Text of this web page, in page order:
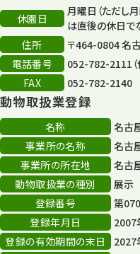
休園日
月曜日（ただし
は直後の休日で
住所
〒464-0804 名
電話番号
052-782-2111（
FAX
052-782-2140
動物取扱業登録
名称
名古
事業所の名称
名古
事業所の所在地
名古
動物取扱業の種別
展示
登録番号
第
登録年月日
2007
登録の有効期間の末日
2027